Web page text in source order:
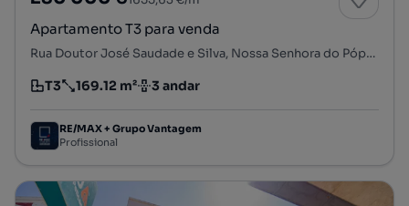
Apartamento T3 para venda
Rua Doutor José Saudade e Silva, Nossa Senhora do Pópulo, Coto e São Gregório, Caldas da Rainha, Leiria
Tipologia
T3
Preço por metro quadrado
169.12 m²
Andar 3 andar
RE/MAX + Grupo Vantagem
Profissional